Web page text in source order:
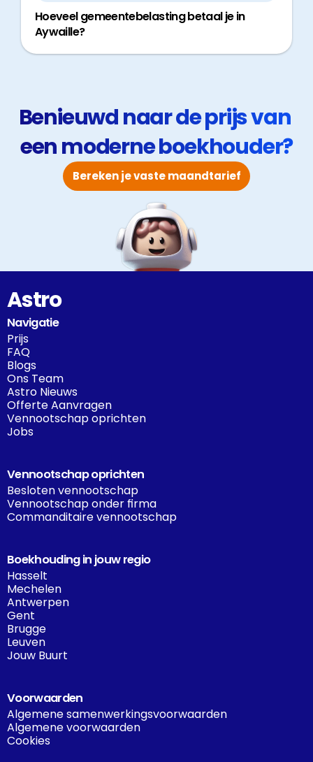
Hoeveel gemeentebelasting betaal je in
Aywaille?
Benieuwd naar de prijs van
een moderne boekhouder?
Bereken je vaste maandtarief
Astro
Navigatie
Prijs
FAQ
Blogs
Ons Team
Astro Nieuws
Offerte Aanvragen
Vennootschap oprichten
Jobs
Vennootschap oprichten
Besloten vennootschap
Vennootschap onder firma
Commanditaire vennootschap
Boekhouding in jouw regio
Hasselt
Mechelen
Antwerpen
Gent
Brugge
Leuven
Jouw Buurt
Voorwaarden
Algemene samenwerkingsvoorwaarden
Algemene voorwaarden
Cookies